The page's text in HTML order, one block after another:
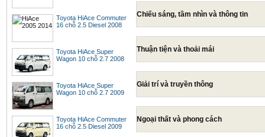
Toyota HiAce Commuter
16 chỗ 2.5 Diesel 2008
Toyota HiAce Super
Wagon 10 chỗ 2.7 2008
Toyota HiAce Super
Wagon 10 chỗ 2.7 2009
Toyota HiAce Commuter
16 chỗ 2.5 Diesel 2009
Chiếu sáng, tầm nhìn và thông tin
Thuận tiện và thoải mái
Giải trí và truyền thông
Ngoại thất và phong cách